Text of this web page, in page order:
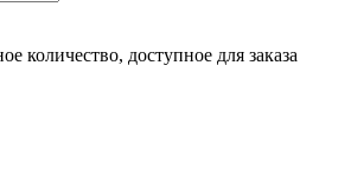
количество, доступное для заказа